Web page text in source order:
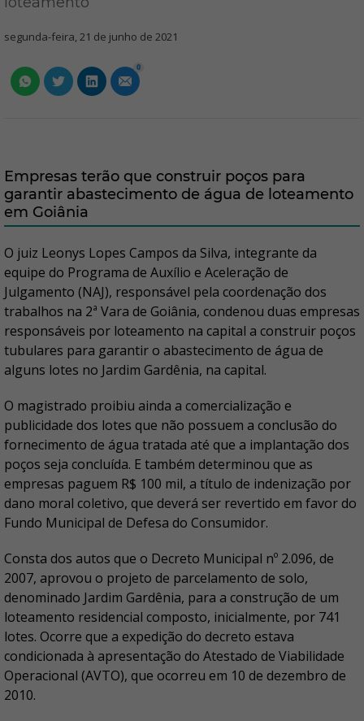
segunda-feira, 21 de junho de 2021
0
Empresas terão que construir poços para
garantir abastecimento de água de loteamento
em Goiânia
O juiz Leonys Lopes Campos da Silva, integrante da
equipe do Programa de Auxílio e Aceleração de
Julgamento (NAJ), responsável pela coordenação dos
trabalhos na 2ª Vara de Goiânia, condenou duas empresas
responsáveis por loteamento na capital a construir poços
tubulares para garantir o abastecimento de água de
alguns lotes no Jardim Gardênia, na capital.
O magistrado proibiu ainda a comercialização e
publicidade dos lotes que não possuem a conclusão do
fornecimento de água tratada até que a implantação dos
poços seja concluída. E também determinou que as
empresas paguem R$ 100 mil, a título de indenização por
dano moral coletivo, que deverá ser revertido em favor do
Fundo Municipal de Defesa do Consumidor.
Consta dos autos que o Decreto Municipal nº 2.096, de
2007, aprovou o projeto de parcelamento de solo,
denominado Jardim Gardênia, para a construção de um
loteamento residencial composto, inicialmente, por 741
lotes. Ocorre que a expedição do decreto estava
condicionada à apresentação do Atestado de Viabilidade
Operacional (AVTO), que ocorreu em 10 de dezembro de
2010.